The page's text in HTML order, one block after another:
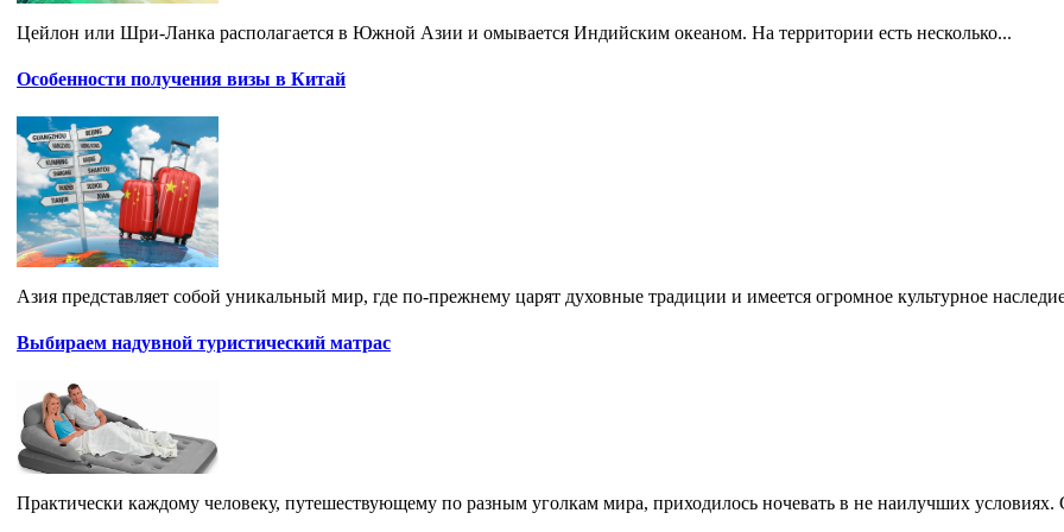
Цейлон или Шри-Ланка располагается в Южной Азии и омывается Индийским океаном. На территории есть несколько...
Особенности получения визы в Китай
Азия представляет собой уникальный мир, где по-прежнему царят духовные традиции и имеется огромное культурное
Выбираем надувной туристический матрас
Практически каждому человеку, путешествующему по разным уголкам мира, приходилось ночевать в не наилучших условиях.